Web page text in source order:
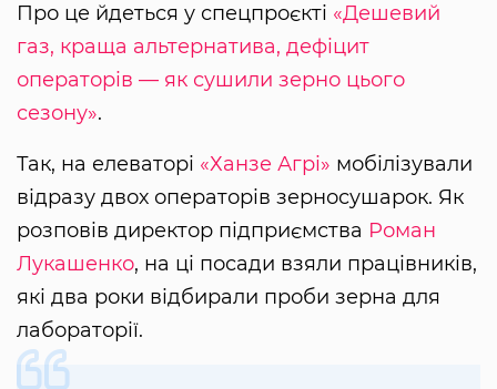
Про це йдеться у спецпроєкті «Дешевий
газ, краща альтернатива, дефіцит
операторів — як сушили зерно цього
сезону».
Так, на елеваторі «Ханзе Агрі» мобілізували
відразу двох операторів зерносушарок. Як
розповів директор підприємства Роман
Лукашенко, на ці посади взяли працівників,
які два роки відбирали проби зерна для
лабораторії.